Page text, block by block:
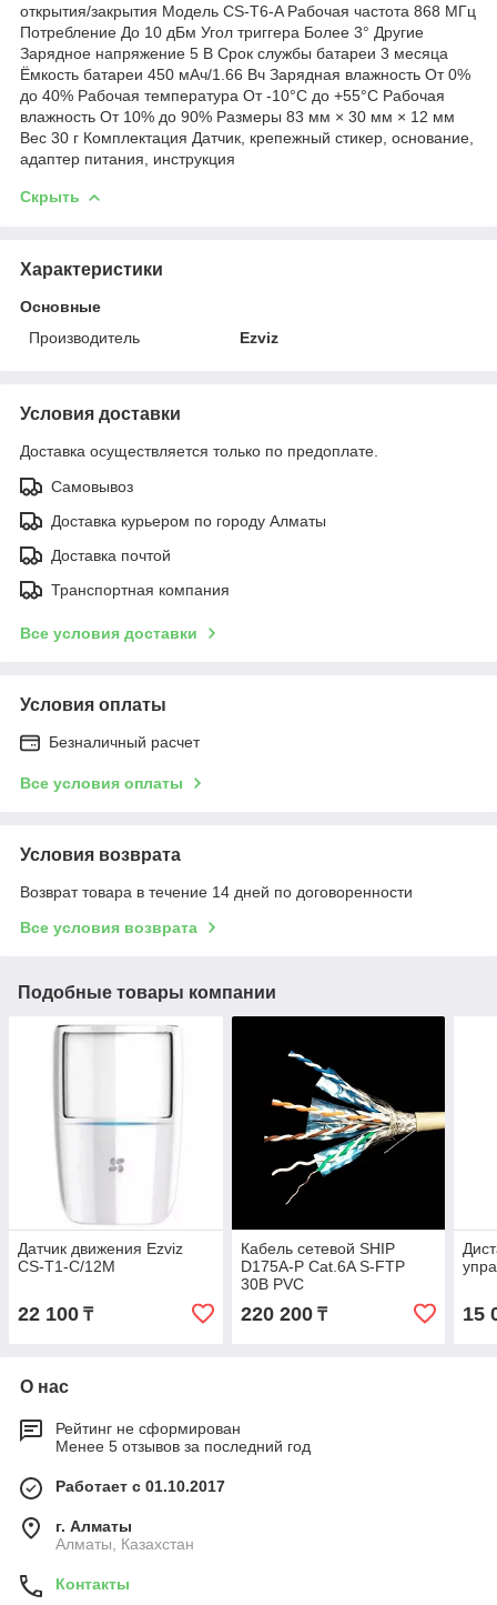
открытия/закрытия Модель CS-T6-A Рабочая частота 868 МГц
Потребление До 10 дБм Угол триггера Более 3° Другие
Зарядное напряжение 5 В Срок службы батареи 3 месяца
Ёмкость батареи 450 мAч/1.66 Вч Зарядная влажность От 0%
до 40% Рабочая температура От -10°С до +55°С Рабочая
влажность От 10% до 90% Размеры 83 мм × 30 мм × 12 мм
Вес 30 г Комплектация Датчик, крепежный стикер, основание,
адаптер питания, инструкция
Скрыть
Характеристики
Основные
Производитель
Ezviz
Условия доставки
Доставка осуществляется только по предоплате.
Самовывоз
Доставка курьером по городу Алматы
Доставка почтой
Транспортная компания
Все условия доставки
Условия оплаты
Безналичный расчет
Все условия оплаты
Условия возврата
Возврат товара в течение 14 дней по договоренности
Все условия возврата
Подобные товары компании
Датчик движения Ezviz
CS-T1-C/12M
22 100 ₸
Кабель сетевой SHIP
D175A-P Cat.6A S-FTP
30В PVC
220 200₸ 15
О нас
Рейтинг не сформирован
Менее 5 отзывов за последний год
Работает с 01.10.2017
г. Алматы
Алматы, Казахстан
Контакты